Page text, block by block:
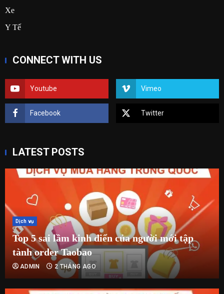
Xe
Y Tế
CONNECT WITH US
Youtube Vimeo
Facebook Twitter
LATEST POSTS
Dịch vụ
Top 5 sai lầm kinh điển của người mới tập
tành order Taobao
ADMIN 2 THÁNG AGO